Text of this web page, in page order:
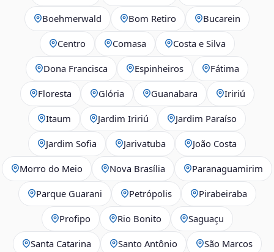
Boehmerwald Bom Retiro Bucarein
Centro Comasa Costa e Silva
Dona Francisca Espinheiros Fátima
Floresta Glória Guanabara Iririú
Itaum Jardim Iririú Jardim Paraíso
Jardim Sofia Jarivatuba João Costa
Morro do Meio Nova Brasília Paranaguamirim
Parque Guarani Petrópolis Pirabeiraba
Profipo Rio Bonito Saguaçu
Santa Catarina Santo Antônio São Marcos